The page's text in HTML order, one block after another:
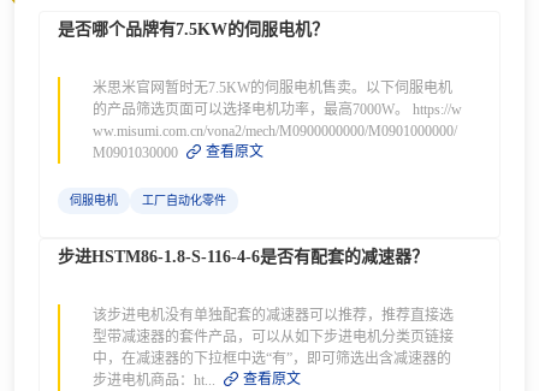
是否哪个品牌有7.5KW的伺服电机？
米思米官网暂时无7.5KW的伺服电机售卖。以下伺服电机
的产品筛选页面可以选择电机功率，最高7000W。 https://w
ww.misumi.com.cn/vona2/mech/M0900000000/M0901000000/
M0901030000
查看原文
伺服电机 工厂自动化零件
步进HSTM86-1.8-S-116-4-6是否有配套的减速器？
该步进电机没有单独配套的减速器可以推荐，推荐直接选
型带减速器的套件产品，可以从如下步进电机分类页链接
中，在减速器的下拉框中选“有”，即可筛选出含减速器的
步进电机商品：ht...
查看原文